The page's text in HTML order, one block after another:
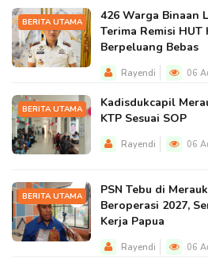
BERITA UTAMA
426 Warga Binaan
Terima Remisi HUT
Berpeluang Bebas
Rayendi 06
BERITA UTAMA
Kadisdukcapil
KTP Sesuai SOP
Rayendi 06
BERITA UTAMA
PSN Tebu di
Beroperasi 2027,
Kerja Papua
Rayendi 06